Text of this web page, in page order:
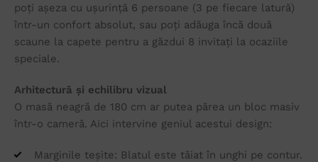
poți așeza cu ușurință 6 persoane (3 pe fiecare latură)
într-un confort absolut, sau poți adăuga încă două
scaune la capete pentru a găzdui 8 invitați la ocaziile
speciale.
Arhitectură și echilibru vizual
O masă neagră de 180 cm ar putea părea un bloc masiv
într-o cameră. Aici intervine geniul acestui design:
Marginile teșite: Blatul este tăiat în unghi pe contur.